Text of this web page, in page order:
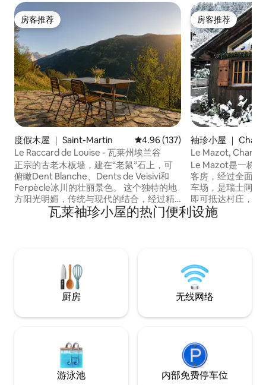
房客推荐
房客推荐
度假木屋 ｜ Saint-Martin 平均评分 4.96 分（满分 5 分），
4.96 (137)
Le Raccard de Louise - 瓦莱州埃兰谷
正宗的古老木板墙，建在“老鼠”石上，可
俯瞰Dent Blanche、Dents de Veisivi和
Ferpècle冰川的壮丽景色。 这个独特的地
方阳光明媚，传统与现代的结合，经过精
心翻修。它位于海拔1333米的Val d'Hérens
山谷中的一个名为Anniviers（Saint-
房客推荐
房客推荐
袖珍小屋 ｜
Le Mazot,
Switzerland
Le Mazot是一栋
客房，经过全面翻
车场，是瑞士阿尔
即可抵达村庄，那
店和带室内/室外游
车登上太阳门（
瓦莱袖珍小屋的热门便利设施
厨房 无线网络
游泳池 内部免费停车位